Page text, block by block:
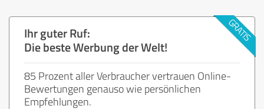
Ihr guter Ruf:
Die beste Werbung der Welt!
85 Prozent aller Verbraucher vertrauen Online-
Bewertungen genauso wie persönlichen
Empfehlungen.